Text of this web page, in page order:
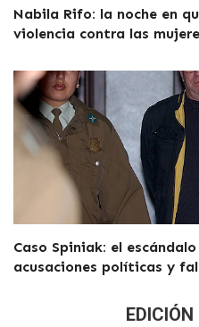
Nabila Rifo: la noche en
violencia contra las
Caso Spiniak: el
acusaciones políticas y